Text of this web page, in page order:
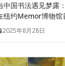
中国书法遇见梦露
纽约Memor博物馆
2025年8月28日